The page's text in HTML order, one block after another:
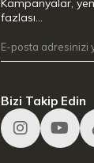
Kampanyalar,
fazlası…
Bizi Takip Edin